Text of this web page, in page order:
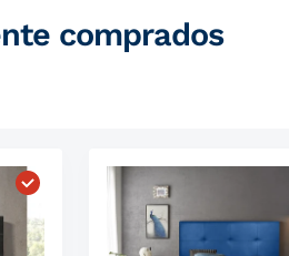
comprados
Elegir "Cabecero Iris Tela"